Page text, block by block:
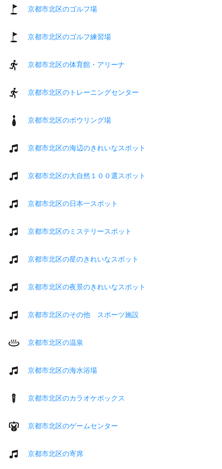
京都市北区のゴルフ場
京都市北区のゴルフ練習場
京都市北区の体育館・アリーナ
京都市北区のトレーニングセンター
京都市北区のボウリング場
京都市北区の海辺のきれいなスポット
京都市北区の大自然１００選スポット
京都市北区の日本一スポット
京都市北区のミステリースポット
京都市北区の星のきれいなスポット
京都市北区の夜景のきれいなスポット
京都市北区のその他 スポーツ施設
京都市北区の温泉
京都市北区の海水浴場
京都市北区のカラオケボックス
京都市北区のゲームセンター
京都市北区の寄席